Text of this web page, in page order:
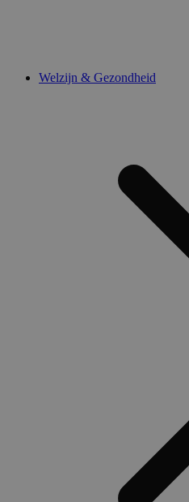
Welzijn & Gezondheid